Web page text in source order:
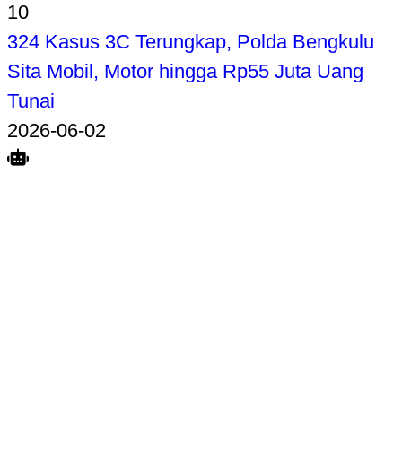
10
324 Kasus 3C Terungkap, Polda Bengkulu
Sita Mobil, Motor hingga Rp55 Juta Uang
Tunai
2026-06-02